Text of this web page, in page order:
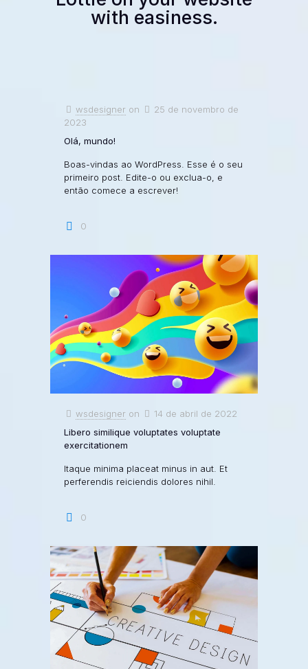
with easiness.
wsdesigner on
25 de novembro de
2023
Olá, mundo!
Boas-vindas ao WordPress. Esse é o seu
primeiro post. Edite-o ou exclua-o, e
então comece a escrever!
0
wsdesigner on
14 de abril de 2022
Libero similique voluptates voluptate
exercitationem
Itaque minima placeat minus in aut. Et
perferendis reiciendis dolores nihil.
0